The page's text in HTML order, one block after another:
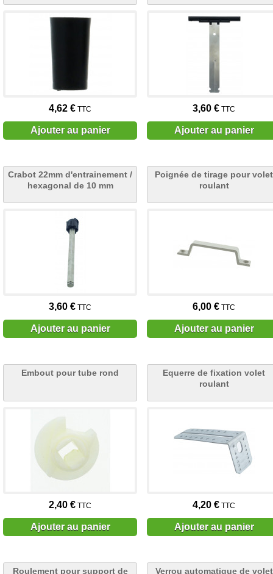
4,62 € TTC
Ajouter au panier
3,60 € TTC
Ajouter au panier
Crabot 22mm d'entrainement /
hexagonal de 10 mm
3,60 € TTC
Ajouter au panier
Poignée de tirage pour volet
roulant
6,00 € TTC
Ajouter au panier
Embout pour tube rond
2,40 € TTC
Ajouter au panier
Equerre de fixation volet
roulant
4,20 € TTC
Ajouter au panier
Roulement pour support de Verrou automatique de volet